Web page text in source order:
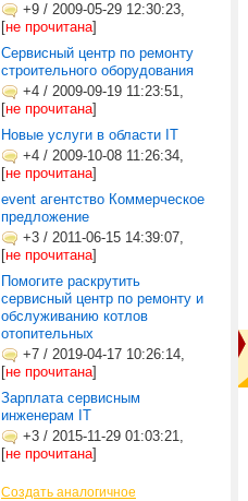
+9 / 2009-05-29 12:30:23,
[не прочитана]
Сервисный центр по ремонту
строительного оборудования
+4 / 2009-09-19 11:23:51,
[не прочитана]
Новые услуги в области IT
+4 / 2009-10-08 11:26:34,
[не прочитана]
event агентство Коммерческое
предложение
+3 / 2011-06-15 14:39:07,
[не прочитана]
Помогите раскрутить
сервисный центр по ремонту и
обслуживанию котлов
отопительных
+7 / 2019-04-17 10:26:14,
[не прочитана]
Зарплата сервисным
инженерам IT
+3 / 2015-11-29 01:03:21,
[не прочитана]
Создать аналогичное